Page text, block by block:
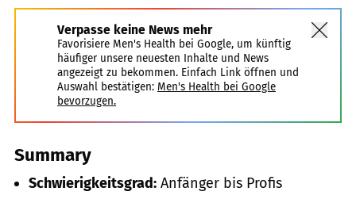
Verpasse keine News mehr
Favorisiere Men's Health bei Google, um künftig
häufiger unsere neuesten Inhalte und News
angezeigt zu bekommen. Einfach Link öffnen und
Auswahl bestätigen: Men's Health bei Google
bevorzugen.
Summary
Schwierigkeitsgrad: Anfänger bis Profis